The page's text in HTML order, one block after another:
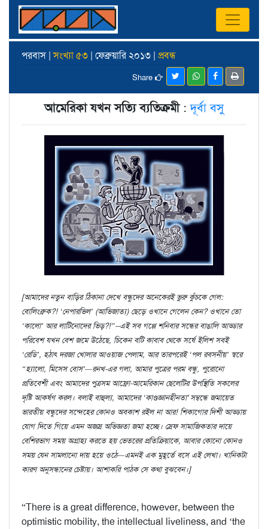
পরবাস |সংখ্যা ৫৩ | ফেব্রুয়ারি ২০১৩ | প্রবন্ধ
Share
আমেরিকা যখন সত্যি ব্যতিক্রমী:দূর্বা বসু
[আমাদের নতুন বাড়ির ঠিকানা দেখে বন্ধুদের অনেকেরই ভুরু কুঁচকে গেল:
বোলিংব্রুক?! ‘নেপারভিল’ (আভিজাত্য) ছেড়ে ওখানে গেলেন কেন? ওখানে তো
‘কালো’ আর লাটিনোদের ভিড়?!”--এই সব গপ্পে শনিবার সন্ধের বাঙালি আড্ডার
পরিবেশ যখন বেশ জমে উঠেছে, চিকেন বটি কাবাব থেকে সর্ষে ইলিশ সবই
‘রেডি’, হঠাত্‍ দরজা খোলার আওয়াজ পেলাম, আর তারপরেই ‘পল রবসনীয়’ স্বরে
“হ্যালো, মিসেস বোস’—রনখ-এর গলা, আমার পুত্রের পরম বন্ধু, পুরোনো
প্রতিবেশী এবং আমাদের পুত্রসম আফ্রো-আমেরিকান ছেলেটির উপস্থিতি সকলের
দৃষ্টি আকর্ষণ করল। বলাই বাহুল্য, আমাদের ‘কাণ্ডজ্ঞানহীনতা' সম্বন্ধে জমায়েত
ভারতীয় বন্ধুদের সন্দেহের কোনও অবকাশ রইল না আর! শিকাগোর দিশী আড্ডায়
যোগ দিতে গিয়ে এমন অজস্র অভিজ্ঞতা জমা হচ্ছে। স্রেফ সামাজিকতার দায়ে
বেশিরভাগ সময় অগ্রাহ্য করতে হয় ভেতরের প্রতিক্রিয়াকে, আবার কোনো কোনও
সময় যেন সামলানো দায় হয়ে ওঠে—এমনই এক মুহূর্তে বসে এই লেখা। খানিকটা
কারণ অনুসন্ধানের চেষ্টায়। আশাকরি পাঠক সে কথা বুঝবেন।]
“There is a great difference, however, between the
optimistic mobility, the intellectual liveliness, and ‘the